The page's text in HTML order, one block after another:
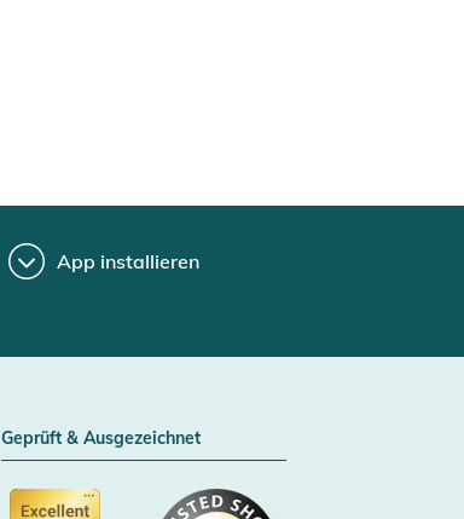
App installieren
Geprüft & Ausgezeichnet